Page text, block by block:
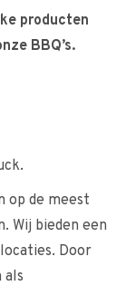
producten
BBQ’s.
op de meest
Wij bieden een
Door
als